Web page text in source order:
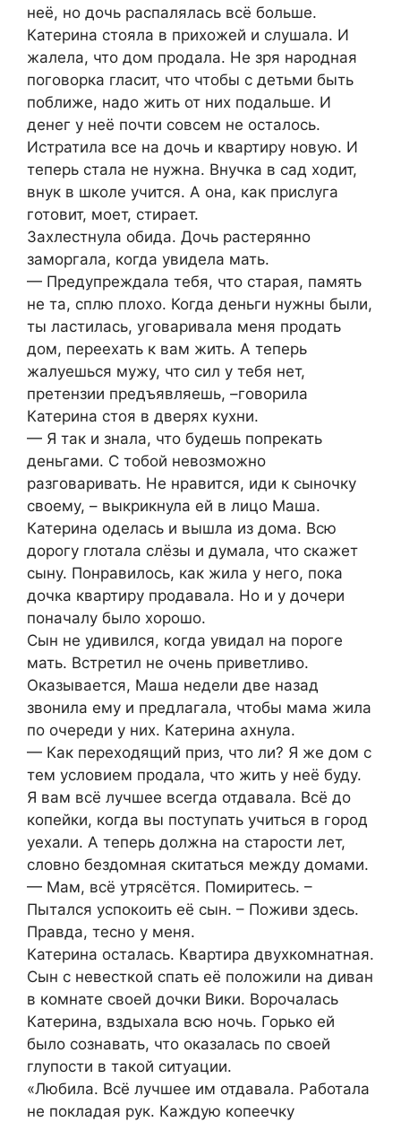
неё, но дочь распалялась всё больше.
Катерина стояла в прихожей и слушала. И
жалела, что дом продала. Не зря народная
поговорка гласит, что чтобы с детьми быть
поближе, надо жить от них подальше. И
денег у неё почти совсем не осталось.
Истратила все на дочь и квартиру новую. И
теперь стала не нужна. Внучка в сад ходит,
внук в школе учится. А она, как прислуга
готовит, моет, стирает.
Захлестнула обида. Дочь растерянно
заморгала, когда увидела мать.
— Предупреждала тебя, что старая, память
не та, сплю плохо. Когда деньги нужны были,
ты ластилась, уговаривала меня продать
дом, переехать к вам жить. А теперь
жалуешься мужу, что сил у тебя нет,
претензии предъявляешь, –говорила
Катерина стоя в дверях кухни.
— Я так и знала, что будешь попрекать
деньгами. С тобой невозможно
разговаривать. Не нравится, иди к сыночку
своему, – выкрикнула ей в лицо Маша.
Катерина оделась и вышла из дома. Всю
дорогу глотала слёзы и думала, что скажет
сыну. Понравилось, как жила у него, пока
дочка квартиру продавала. Но и у дочери
поначалу было хорошо.
Сын не удивился, когда увидал на пороге
мать. Встретил не очень приветливо.
Оказывается, Маша недели две назад
звонила ему и предлагала, чтобы мама жила
по очереди у них. Катерина ахнула.
— Как переходящий приз, что ли? Я же дом с
тем условием продала, что жить у неё буду.
Я вам всё лучшее всегда отдавала. Всё до
копейки, когда вы поступать учиться в город
уехали. А теперь должна на старости лет,
словно бездомная скитаться между домами.
— Мам, всё утрясётся. Помиритесь. –
Пытался успокоить её сын. – Поживи здесь.
Правда, тесно у меня.
Катерина осталась. Квартира двухкомнатная.
Сын с невесткой спать её положили на диван
в комнате своей дочки Вики. Ворочалась
Катерина, вздыхала всю ночь. Горько ей
было сознавать, что оказалась по своей
глупости в такой ситуации.
«Любила. Всё лучшее им отдавала. Работала
не покладая рук. Каждую копеечку